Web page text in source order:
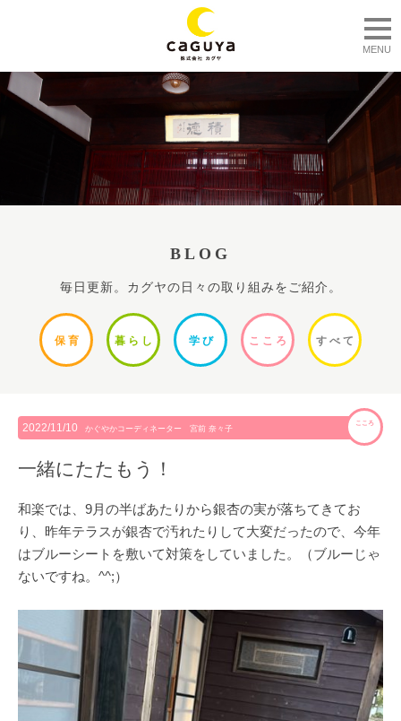
MENU
BLOG
毎日更新。カグヤの日々の取り組みをご紹介。
保 育 暮ら し 学 び ここ ろ すべて
2022/11/10 かぐやかコーディネーター 宮前 奈々子
こころ
一緒にたたもう！
和楽では、9月の半ばあたりから銀杏の実が落ちてきてお
り、昨年テラスが銀杏で汚れたりして大変だったので、今年
はブルーシートを敷いて対策をしていました。（ブルーじゃ
ないですね。^^;）